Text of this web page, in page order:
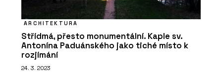
ARCHITEKTURA
Střídmá, přesto monumentální. Kaple sv.
Antonína Paduánského jako tiché místo k
rozjímání
24. 3. 2023